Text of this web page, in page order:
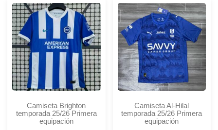
Camiseta Brighton
temporada 25/26 Primera
equipación
Camiseta Al-Hilal
temporada 25/26 Primera
equipación